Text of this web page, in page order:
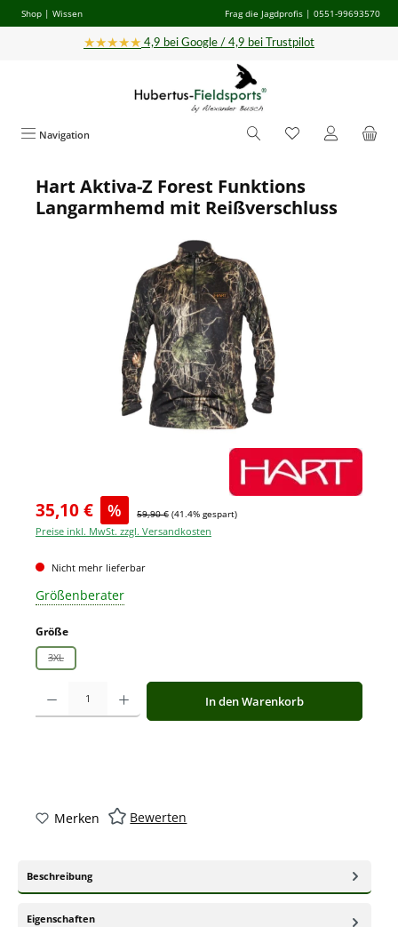
Zum Hauptinhalt springen
Shop | Wissen Frag die Jagdprofis | 0551-99693570
★★★★★ 4,9 bei Google / 4,9 bei Trustpilot
Navigation
Bildergalerie überspringen
Hart Aktiva-Z Forest Funktions
Langarmhemd mit Reißverschluss
35,10 € % 59,90 € (41.4% gespart)
Preise inkl. MwSt. zzgl. Versandkosten
Nicht mehr lieferbar
Größenberater
Größeauswählen
3XL
(Diese Option ist zurzeit nicht verfügbar.)
Produkt Anzahl: Gib den gewünschten Wert ein oder benutze die
In den Warenkorb
Merken Bewerten
Beschreibung
Eigenschaften